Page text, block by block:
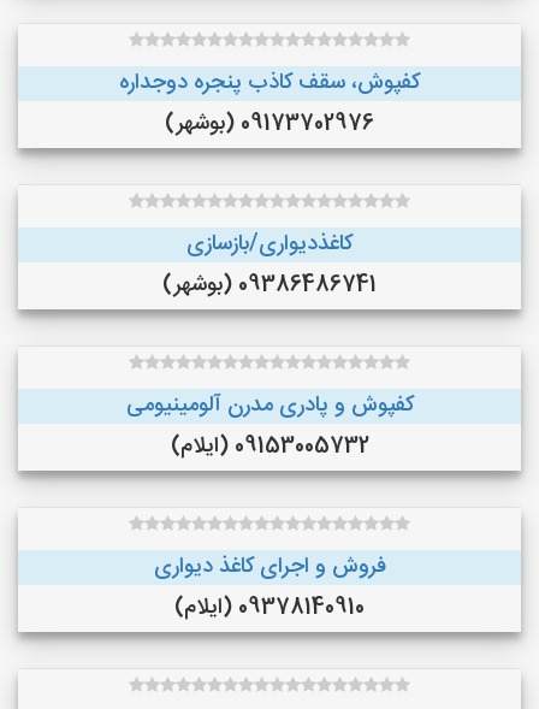
کفپوش، سقف کاذب پنجره دوجداره
09173702976 (بوشهر)
کاغذدیواری/بازسازی
09386486741 (بوشهر)
کفپوش و پادری مدرن آلومینیومی
09153005732 (ایلام)
فروش و اجرای کاغذ دیواری
09378140910 (ایلام)